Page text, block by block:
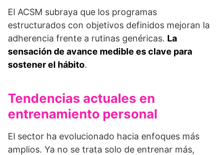
El ACSM subraya que los programas
estructurados con objetivos definidos mejoran la
adherencia frente a rutinas genéricas. La
sensación de avance medible es clave para
sostener el hábito.
Tendencias actuales en
entrenamiento personal
El sector ha evolucionado hacia enfoques más
amplios. Ya no se trata solo de entrenar más,